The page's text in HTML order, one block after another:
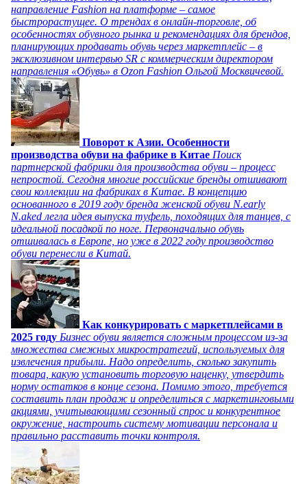
направление Fashion на платформе – самое
быстрорастущее. О трендах в онлайн-торговле, об
особенностях обувного рынка и рекомендациях для брендов,
планирующих продавать обувь через маркетплейс – в
эксклюзивном интервью SR с коммерческим директором
направления «Обувь» в Ozon Fashion Ольгой Москвичевой.
Поворот к Азии. Особенности
производства обуви на фабрике в Китае Поиск
партнерской фабрики для производства обуви – процесс
непростой. Сегодня многие российские бренды отшивают
свои коллекции на фабриках в Китае. В концепцию
основанного в 2019 году бренда женской обуви N.early
N.aked легла идея выпуска туфель, походящих для танцев, с
идеальной посадкой по ноге. Первоначально обувь
отшивалась в Европе, но уже в 2022 году производство
обуви перенесли в Китай.
Как конкурировать с маркетплейсами в
2025 году Бизнес обуви является сложным процессом из-за
множества смежных микростратегий, используемых для
извлечения прибыли. Надо определить, сколько закупить
товара, какую установить торговую наценку, утвердить
норму остатков в конце сезона. Помимо этого, требуется
составить план продаж и определиться с маркетинговыми
акциями, учитывающими сезонный спрос и конкурентное
окружение, настроить систему мотивации персонала и
правильно расставить точки контроля.